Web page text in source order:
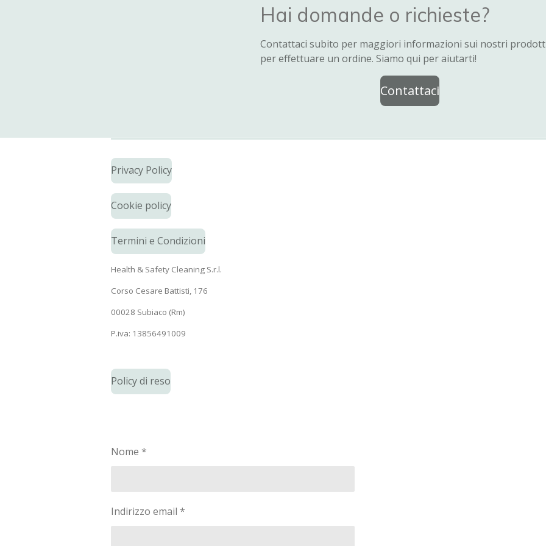
Hai domande o richieste?
Contattaci subito per maggiori informazioni sui nostri
per effettuare un ordine. Siamo qui per aiutarti!
Contattaci
Privacy Policy
Cookie policy
Termini e Condizioni
Health & Safety Cleaning S.r.l.
Corso Cesare Battisti, 176
00028 Subiaco (Rm)
P.iva: 13856491009
Policy di reso
Nome *
Indirizzo email *